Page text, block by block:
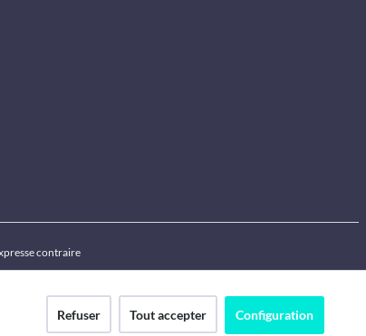
contraire
Refuser Tout accepter Configuration